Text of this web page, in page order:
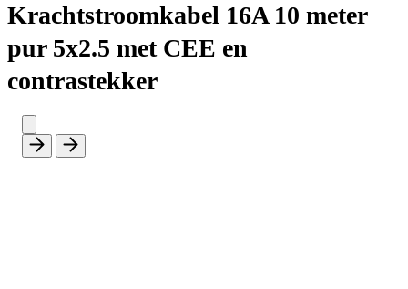
Krachtstroomkabel 16A 10 meter
pur 5x2.5 met CEE en
contrastekker